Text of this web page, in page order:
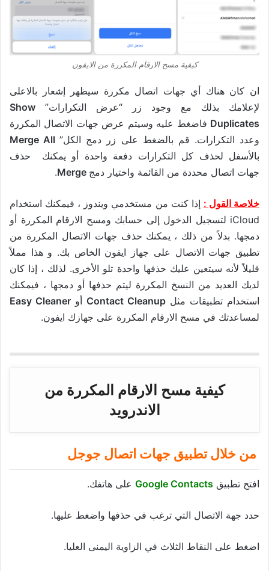
كيفية مسح الارقام المكررة من الايفون
ان كان هناك أي جهات اتصال مكررة سيظهر إشعار بالاعلى
لإعلامك بذلك مع وجود زر “عرض التكرارات” Show
Duplicates فاضغط عليه وسيتم عرض جهات الاتصال المكررة
وعدد التكرارات. قم بالضغط على زر دمج الكل”Merge All
بالأسفل لحذف كل التكرارات دفعة واحدة أو يمكنك حذف
جهات اتصال محددة من القائمة واختيار دمج
.
خلاصة القول : إذا كنت من مستخدمي ويندوز ، فيمكنك استخدام
iCloud لتسجيل الدخول إلى حسابك ومسح الارقام المكررة أو
دمجها. بدلاً من ذلك ، يمكنك حذف جهات الاتصال المكررة من
تطبيق جهات الاتصال على جهاز ايفون الخاص بك. و هذا مملاً
قليلاً لأنه سيتعين عليك حذفها واحدة تلو الأخرى. لذلك ، إذا كان
لديك العديد من النسخ المكررة ليتم حذفها أو دمجها ، فيمكنك
استخدام تطبيقات مثل Contact Cleanup أو Easy Cleaner
لمساعدتك في مسح الارقام المكررة على جهازك ايفون.
كيفية مسح الارقام المكررة من
الاندرويد
من خلال تطبيق جهات اتصال جوجل
افتح تطبيق Google Contacts على هاتفك.
حدد جهة الاتصال التي ترغب في حذفها واضغط عليها.
اضغط على النقاط الثلاث في الزاوية اليمنى العليا.